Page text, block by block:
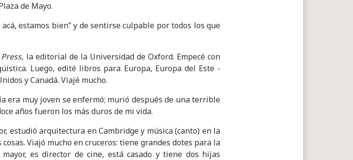
de Mayo.
estamos bien” y de sentirse culpable por todos los que
, la editorial de la Universidad de Oxford. Empecé con
Luego, edité libros para Europa, Europa del Este -
y Canadá. Viajé mucho.
era muy joven se enfermó; murió después de una terrible
años fueron los más duros de mi vida.
estudió arquitectura en Cambridge y música (canto) en la
Viajó mucho en cruceros: tiene grandes dotes para la
es director de cine, está casado y tiene dos hijas